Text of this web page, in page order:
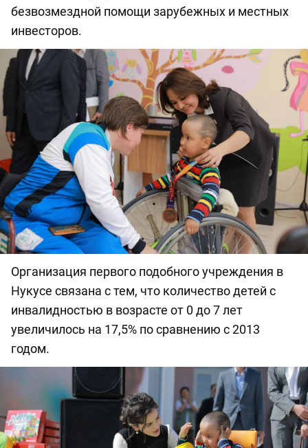
безвозмездной помощи зарубежных и местных
инвесторов.
Организация первого подобного учреждения в
Нукусе связана с тем, что количество детей с
инвалидностью в возрасте от 0 до 7 лет
увеличилось на 17,5% по сравнению с 2013
годом.